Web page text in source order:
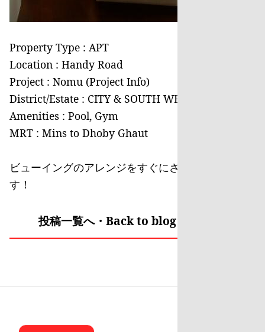
Property Type : APT
Location : Handy Road
Project : Nomu (Project Info)
District/Estate : CITY & SOUTH WEST
Amenities : Pool, Gym
MRT : Mins to Dhoby Ghaut
ビューイングのアレンジをすぐにさせて頂きま
す！
投稿一覧へ・Back to blog